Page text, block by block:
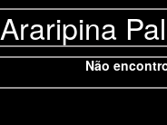
Araripina
Não